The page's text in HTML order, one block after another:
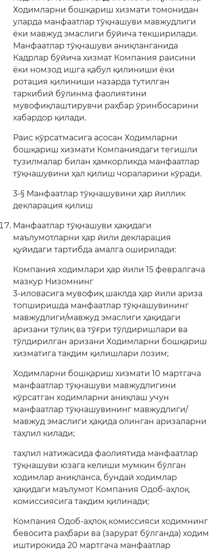
Ходимларни бошқариш хизмати томонидан
уларда манфаатлар тўқнашуви мавжудлиги
ёки мавжуд эмаслиги бўйича текширилади.
Манфаатлар тўқнашуви аниқланганида
Кадрлар бўйича хизмат Компания раисини
ёки номзод ишга қабул қилиниши ёки
ротация қилиниши назарда тутилган
таркибий бўлинма фаолиятини
мувофиқлаштирувчи раҳбар ўринбосарини
хабардор қилади.
Раис кўрсатмасига асосан Ходимларни
бошқариш хизмати Компаниядаги тегишли
тузилмалар билан ҳамкорликда манфаатлар
тўқнашувини ҳал қилиш чораларини кўради.
3-§ Манфаатлар тўқнашувини ҳар йиллик
декларация қилиш
Манфаатлар тўқнашуви ҳақидаги
маълумотларни ҳар йили декларация
қуйидаги тартибда амалга оширилади:
Компания ходимлари ҳар йили 15 февралгача
мазкур Низомнинг
3-иловасига мувофиқ шаклда ҳар йили ариза
топширишда манфаатлар тўқнашувининг
мавжудлиги/мавжуд эмаслиги ҳақидаги
аризани тўлиқ ва тўғри тўлдиришлари ва
тўлдирилган аризани Ходимларни бошқариш
хизматига тақдим қилишлари лозим;
Ходимларни бошқариш хизмати 10 мартгача
манфаатлар тўқнашуви мавжудлигини
кўрсатган ходимларни аниқлаш учун
манфаатлар тўқнашувининг мавжудлиги/
мавжуд эмаслиги ҳақида олинган аризаларни
таҳлил килади;
таҳлил натижасида фаолиятида манфаатлар
тўқнашуви юзага келиши мумкин бўлган
ходимлар аниқланса, бундай ходимлар
ҳақидаги маълумот Компания Одоб-аҳлоқ
комиссиясига тақдим қилинади;
Компания Одоб-аҳлоқ комиссияси ходимнинг
бевосита раҳбари ва (зарурат бўлганда) ходим
иштирокида 20 мартгача манфаатлар